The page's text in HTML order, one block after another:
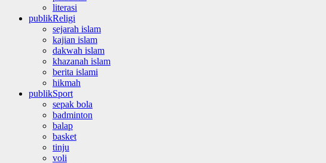
literasi
publikReligi
sejarah islam
kajian islam
dakwah islam
khazanah islam
berita islami
hikmah
publikSport
sepak bola
badminton
balap
basket
tinju
voli